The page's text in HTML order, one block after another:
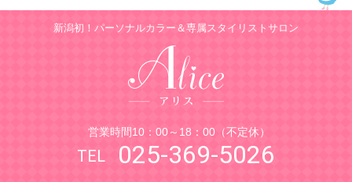
新潟初！パーソナルカラー＆専属スタイリストサロン
営業時間10：00～18：00（不定休）
025-369-5026